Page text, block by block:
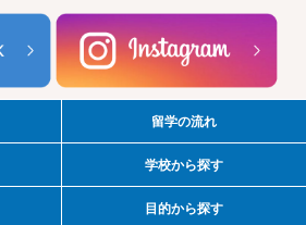
留学の流れ
学校から探す
目的から探す